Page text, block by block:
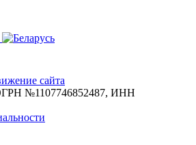
сайта
№1107746852487, ИНН